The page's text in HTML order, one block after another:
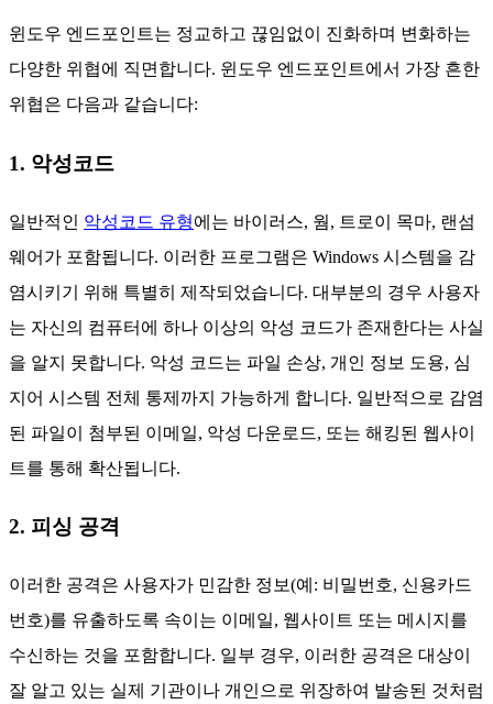
윈도우 엔드포인트는 정교하고 끊임없이 진화하며 변화하는
다양한 위협에 직면합니다. 윈도우 엔드포인트에서 가장 흔한
위협은 다음과 같습니다:
1. 악성코드
일반적인 악성코드 유형에는 바이러스, 웜, 트로이 목마, 랜섬
웨어가 포함됩니다. 이러한 프로그램은 Windows 시스템을 감
염시키기 위해 특별히 제작되었습니다. 대부분의 경우 사용자
는 자신의 컴퓨터에 하나 이상의 악성 코드가 존재한다는 사실
을 알지 못합니다. 악성 코드는 파일 손상, 개인 정보 도용, 심
지어 시스템 전체 통제까지 가능하게 합니다. 일반적으로 감염
된 파일이 첨부된 이메일, 악성 다운로드, 또는 해킹된 웹사이
트를 통해 확산됩니다.
2. 피싱 공격
이러한 공격은 사용자가 민감한 정보(예: 비밀번호, 신용카드
번호)를 유출하도록 속이는 이메일, 웹사이트 또는 메시지를
수신하는 것을 포함합니다. 일부 경우, 이러한 공격은 대상이
잘 알고 있는 실제 기관이나 개인으로 위장하여 발송된 것처럼